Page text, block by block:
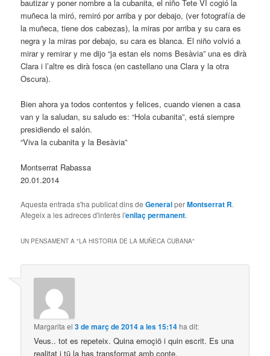
bautizar y poner nombre a la cubanita, el niño Tete VI cogió la
muñeca la miró, remiró por arriba y por debajo, (ver fotografía de
la muñeca, tiene dos cabezas), la miras por arriba y su cara es
negra y la miras por debajo, su cara es blanca. El niño volvió a
mirar y remirar y me dijo “ja estan els noms Besàvia” una es dirà
Clara i l’altre es dirà fosca (en castellano una Clara y la otra
Oscura).
Bien ahora ya todos contentos y felices, cuando vienen a casa
van y la saludan, su saludo es: “Hola cubanita”, está siempre
presidiendo el salón.
“Viva la cubanita y la Besàvia”
Montserrat Rabassa
20.01.2014
Aquesta entrada s'ha publicat dins deGeneralperMontserrat R.
Afegeix a les adreces d'interès l'enllaç permanent.
UN PENSAMENT A "LA HISTORIA DE LA MUÑECA CUBANA"
Margarita el3 de març de 2014 a les 15:14ha dit:
Veus.. tot es repeteix. Quina emoçiö i quin escrit. Es una
realitat i tū la has transformat amb conte.